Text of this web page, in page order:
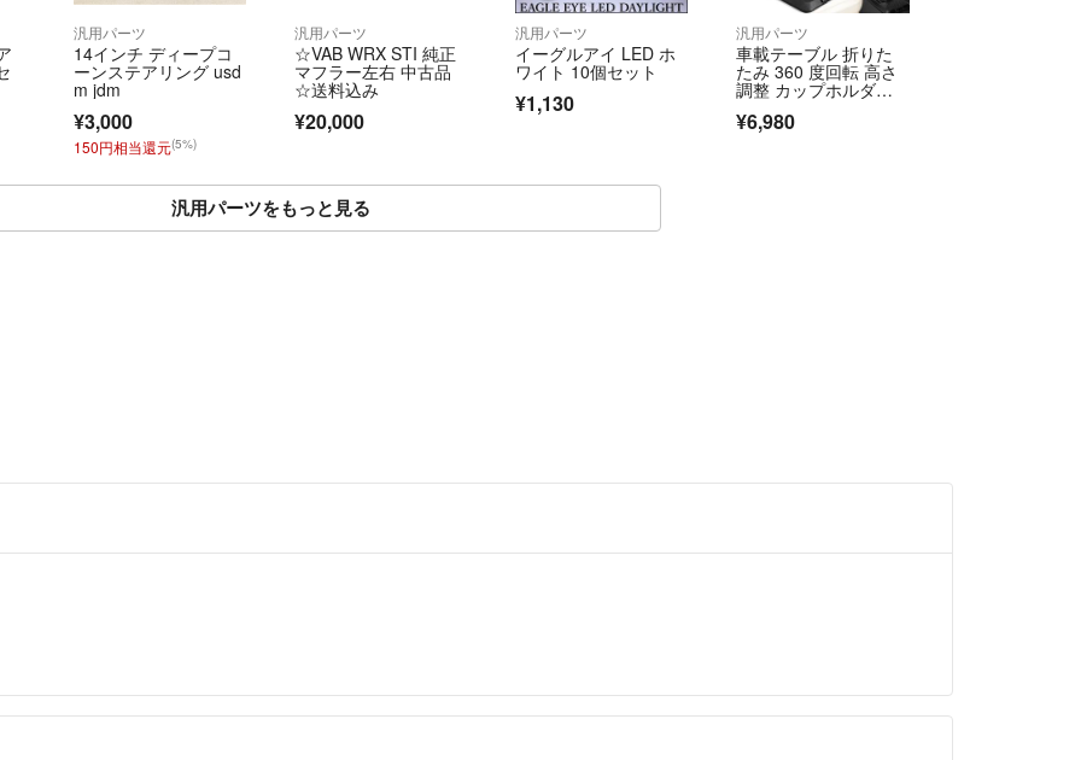
汎用パーツ
14インチ ディープコ
ーンステアリング usd
m jdm
¥3,000
150円相当還元(5%)
汎用パーツ
☆VAB WRX STI 純正
マフラー左右 中古品
☆送料込み
¥20,000
汎用パーツ
イーグルアイ LED ホ
ワイト 10個セット
¥1,130
汎用パーツ
車載テーブル 折りた
たみ 360 度回転 高さ
調整 カップホルダ
¥6,980
汎用パーツをもっと見る